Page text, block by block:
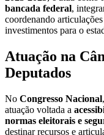
bancada federal,
coordenando
investimentos para o
Atuação na
Deputados
No Congresso Nacional
atuação voltada a
normas eleitorais e
destinar recursos e